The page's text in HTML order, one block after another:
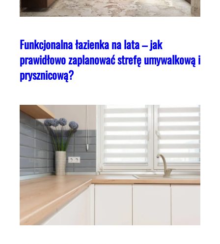
Funkcjonalna łazienka na lata – jak
prawidłowo zaplanować strefę umywalkową i
prysznicową?